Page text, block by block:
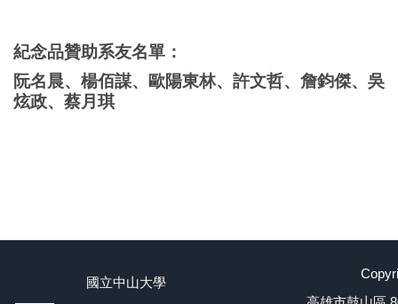
紀念品贊助系友名單：
阮名晨、楊佰謀、歐陽東林、許文哲、詹鈞傑、吳
炫政、蔡月琪
國立中山大學